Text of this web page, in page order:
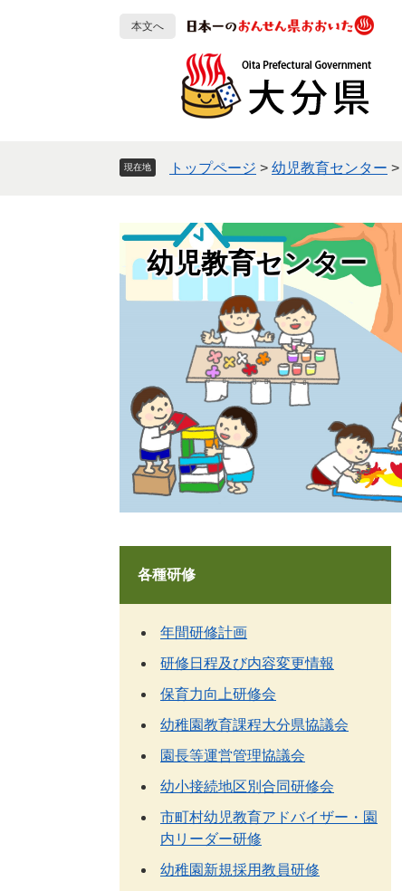
本文へ
現在地 トップページ > 幼児教育センター >
幼児教育センター
各種研修
年間研修計画
研修日程及び内容変更情報
保育力向上研修会
幼稚園教育課程大分県協議会
園長等運営管理協議会
幼小接続地区別合同研修会
市町村幼児教育アドバイザー・園
内リーダー研修
幼稚園新規採用教員研修